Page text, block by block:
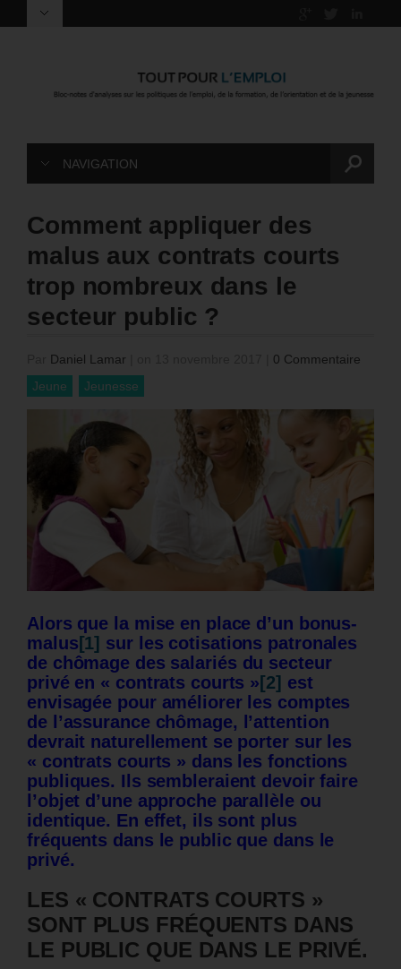
NAVIGATION
Comment appliquer des
malus aux contrats courts
trop nombreux dans le
secteur public ?
Daniel Lamar
0 Commentaire
Jeune
Jeunesse
Alors que la mise en place d’un bonus-
malus [1] sur les cotisations patronales
de chômage des salariés du secteur
privé en « contrats courts » [2] est
envisagée pour améliorer les comptes
de l’assurance chômage, l’attention
devrait naturellement se porter sur les
« contrats courts » dans les fonctions
publiques. Ils sembleraient devoir faire
l’objet d’une approche parallèle ou
identique. En effet, ils sont plus
fréquents dans le public que dans le
privé.
LES « CONTRATS COURTS »
SONT PLUS FRÉQUENTS DANS
LE PUBLIC QUE DANS LE PRIVÉ.